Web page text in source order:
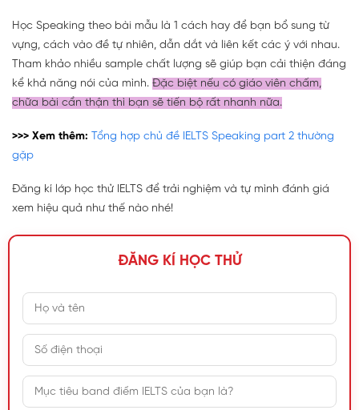
Học Speaking theo bài mẫu là 1 cách hay để bạn bổ sung từ
vựng, cách vào đề tự nhiên, dẫn dắt và liên kết các ý với nhau.
Tham khảo nhiều sample chất lượng sẽ giúp bạn cải thiện đáng
kể khả năng nói của mình. Đặc biệt nếu có giáo viên chấm,
chữa bài cẩn thận thì bạn sẽ tiến bộ rất nhanh nữa.
>>> Xem thêm: Tổng hợp chủ đề IELTS Speaking part 2 thường
gặp
Đăng kí lớp học thử IELTS để trải nghiệm và tự mình đánh giá
xem hiệu quả như thế nào nhé!
ĐĂNG KÍ HỌC THỬ